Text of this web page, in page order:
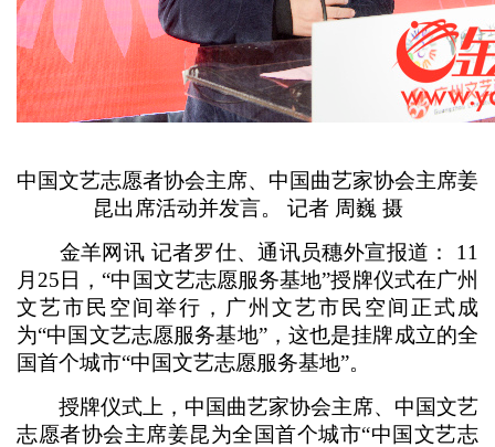
中国文艺志愿者协会主席、中国曲艺家协会主席姜
昆出席活动并发言。 记者 周巍 摄
金羊网讯 记者罗仕、通讯员穗外宣报道： 11
月25日，“中国文艺志愿服务基地”授牌仪式在广州
文艺市民空间举行，广州文艺市民空间正式成
为“中国文艺志愿服务基地”，这也是挂牌成立的全
国首个城市“中国文艺志愿服务基地”。
授牌仪式上，中国曲艺家协会主席、中国文艺
志愿者协会主席姜昆为全国首个城市“中国文艺志